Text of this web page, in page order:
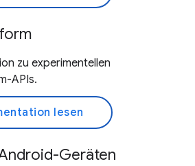
zu experimentellen
APIs.
lesen
Geräten